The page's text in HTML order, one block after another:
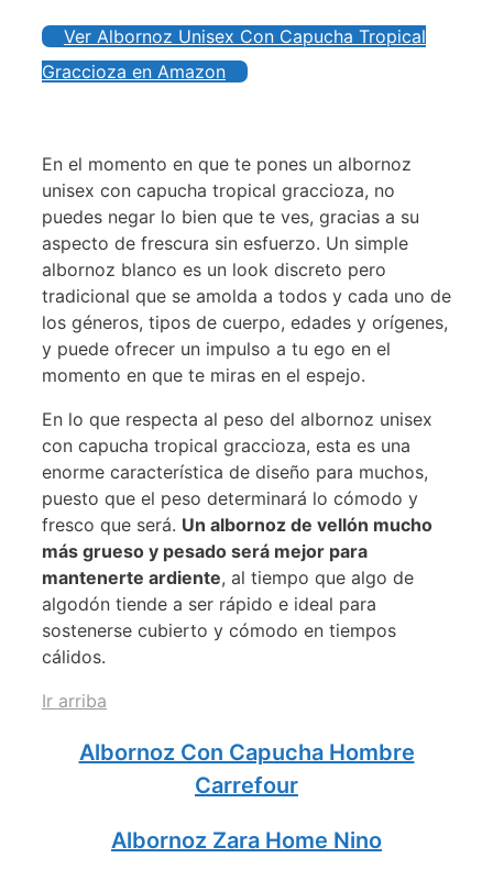
Ver Albornoz Unisex Con Capucha Tropical
Graccioza en Amazon
En el momento en que te pones un albornoz
unisex con capucha tropical graccioza, no
puedes negar lo bien que te ves, gracias a su
aspecto de frescura sin esfuerzo. Un simple
albornoz blanco es un look discreto pero
tradicional que se amolda a todos y cada uno de
los géneros, tipos de cuerpo, edades y orígenes,
y puede ofrecer un impulso a tu ego en el
momento en que te miras en el espejo.
En lo que respecta al peso del albornoz unisex
con capucha tropical graccioza, esta es una
enorme característica de diseño para muchos,
puesto que el peso determinará lo cómodo y
fresco que será. Un albornoz de vellón mucho
más grueso y pesado será mejor para
mantenerte ardiente, al tiempo que algo de
algodón tiende a ser rápido e ideal para
sostenerse cubierto y cómodo en tiempos
cálidos.
Ir arriba
Albornoz Con Capucha Hombre
Carrefour
Albornoz Zara Home Nino